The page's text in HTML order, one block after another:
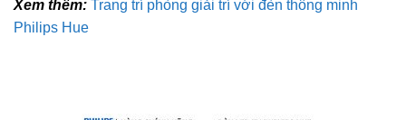
Xem thêm: Trang trí phòng giải trí với đèn thông minh
Philips Hue